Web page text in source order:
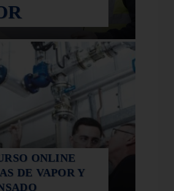
ONLINE
DE VAPOR Y